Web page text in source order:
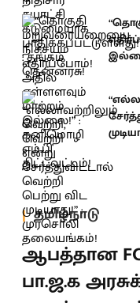
தமிழ்நாடு
ஆபத்தான
பா.ஜ.க